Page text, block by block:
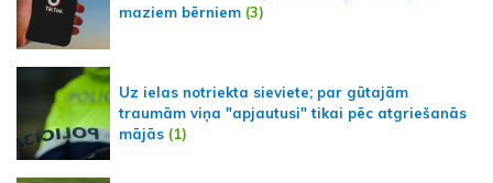
maziem bērniem (3)
Uz ielas notriekta sieviete; par gūtajām
traumām viņa "apjautusi" tikai pēc atgriešanās
mājās (1)